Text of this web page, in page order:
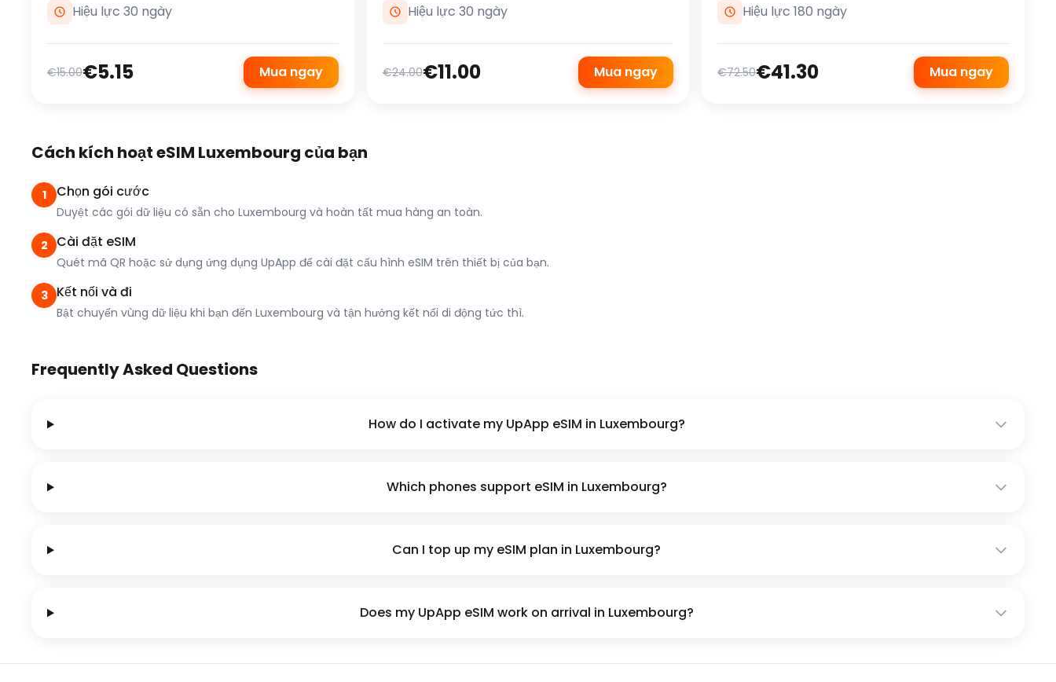
Hiệu lực 30 ngày
€15.00€5.15 Mua ngay
Hiệu lực 30 ngày
€24.00€11.00 Mua ngay
Hiệu lực 180 ngày
€72.50€41.30 Mua ngay
Cách kích hoạt eSIM Luxembourg của bạn
1 Chọn gói cước
Duyệt các gói dữ liệu có sẵn cho Luxembourg và hoàn tất mua hàng an toàn.
2 Cài đặt eSIM
Quét mã QR hoặc sử dụng ứng dụng UpApp để cài đặt cấu hình eSIM trên thiết bị của bạn.
3 Kết nối và đi
Bật chuyển vùng dữ liệu khi bạn đến Luxembourg và tận hưởng kết nối di động tức thì.
Frequently Asked Questions
How do I activate my UpApp eSIM in Luxembourg?
Which phones support eSIM in Luxembourg?
Can I top up my eSIM plan in Luxembourg?
Does my UpApp eSIM work on arrival in Luxembourg?